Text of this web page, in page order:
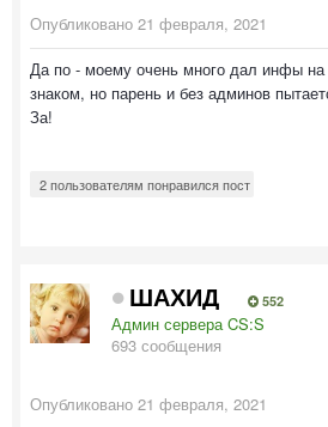
Опубликовано 21 февраля, 2021
Да по - моему очень много дал инфы на
знаком, но парень и без админов
За!
2 пользователям понравился пост
ШАХИД 552
Админ сервера CS:S
693 сообщения
Опубликовано 21 февраля, 2021